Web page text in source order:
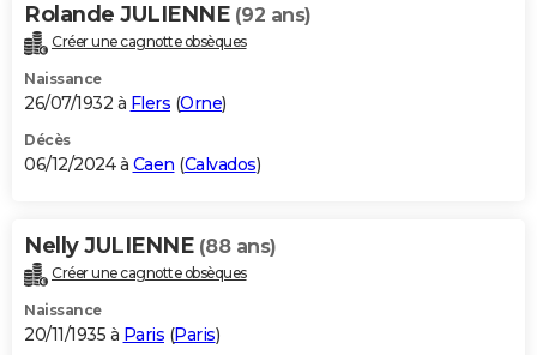
Rolande JULIENNE (92 ans)
Créer une cagnotte obsèques
Naissance
26/07/1932 à Flers (Orne)
Décès
06/12/2024 à Caen (Calvados)
Nelly JULIENNE (88 ans)
Créer une cagnotte obsèques
Naissance
20/11/1935 à Paris (Paris)